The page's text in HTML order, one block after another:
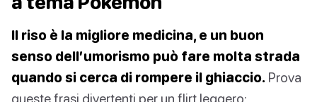
Il riso è la migliore medicina, e un buon
senso dell’umorismo può fare molta strada
quando si cerca di rompere il ghiaccio. Prova
queste frasi divertenti per un flirt leggero: